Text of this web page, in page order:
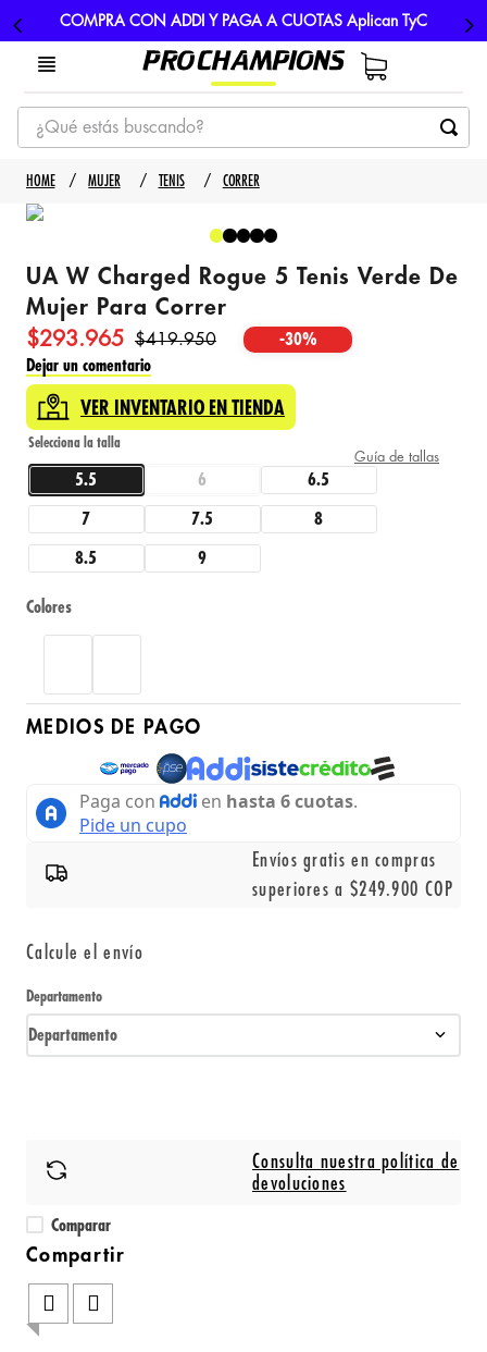
COMPRA CON ADDI Y PAGA A CUOTAS Aplican TyC
¿Qué estás buscando?
TÉRMINOS MÁS BUSCADOS
1
3. nike
4 . guayos
5
MUJER TENIS CORRER
UA W Charged Rogue 5 Tenis Verde De
Mujer Para Correr
$293.965 $419.950 -30%
Dejar un comentario
VER INVENTARIO EN TIENDA
Guía de tallas
5.5 6 6.5
7 7.5 8
8.5 9
Colores
MEDIOS DE PAGO
Envíos gratis en compras
superiores a $249.900 COP
Calcule el envío
Departamento
Departamento
Consulta nuestra política de
devoluciones
Comparar